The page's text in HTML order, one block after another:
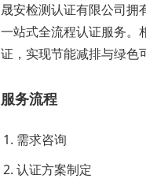
晟安检测认证有限公司拥
一站式全流程认证服务。
证，实现节能减排与绿色
服务流程
需求咨询
认证方案制定